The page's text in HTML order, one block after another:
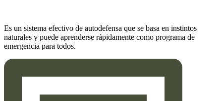
Es un sistema efectivo de autodefensa que se basa en instintos
naturales y puede aprenderse rápidamente como programa de
emergencia para todos.